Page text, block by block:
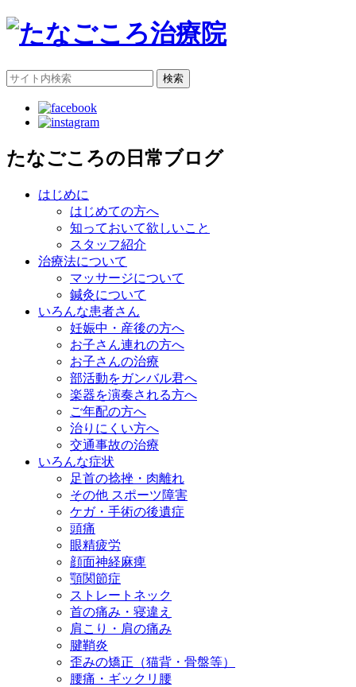
検索
たなごころの日常ブログ
はじめに
はじめての方へ
知っておいて欲しいこと
スタッフ紹介
治療法について
マッサージについて
鍼灸について
いろんな患者さん
妊娠中・産後の方へ
お子さん連れの方へ
お子さんの治療
部活動をガンバル君へ
楽器を演奏される方へ
ご年配の方へ
治りにくい方へ
交通事故の治療
いろんな症状
足首の捻挫・肉離れ
その他 スポーツ障害
ケガ・手術の後遺症
頭痛
眼精疲労
顔面神経麻痺
顎関節症
ストレートネック
首の痛み・寝違え
肩こり・肩の痛み
腱鞘炎
歪みの矯正（猫背・骨盤等）
腰痛・ギックリ腰